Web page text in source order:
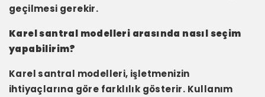
geçilmesi gerekir.
Karel santral modelleri arasında nasıl seçim
yapabilirim?
Karel santral modelleri, işletmenizin
ihtiyaçlarına göre farklılık gösterir. Kullanım